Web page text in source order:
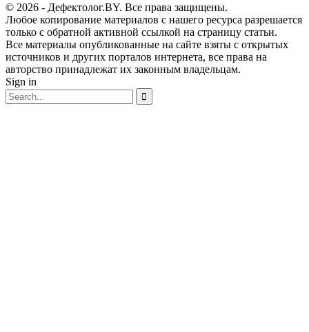
© 2026 - Дефектолог.BY. Все права защищены.
Любое копирование материалов с нашего ресурса разрешается
только с обратной активной ссылкой на страницу статьи.
Все материалы опубликованные на сайте взяты с открытых
источников и других порталов интернета, все права на
авторство принадлежат их законным владельцам.
Sign in